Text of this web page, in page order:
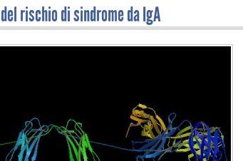
rischio di sindrome da IgA